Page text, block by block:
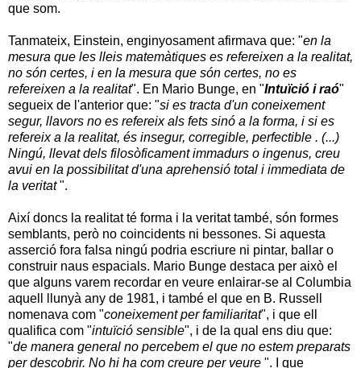
que som.
Tanmateix, Einstein, enginyosament afirmava que: "en la
mesura que les lleis matemàtiques es refereixen a la realitat,
no són certes, i en la mesura que són certes, no es
refereixen a la realitat". En Mario Bunge, en "Intuïció i raó"
segueix de l'anterior que: "si es tracta d'un coneixement
segur, llavors no es refereix als fets sinó a la forma, i si es
refereix a la realitat, és insegur, corregible, perfectible . (...)
Ningú, llevat dels filosòficament immadurs o ingenus, creu
avui en la possibilitat d'una aprehensió total i immediata de
la veritat".
Així doncs la realitat té forma i la veritat també, són formes
semblants, però no coincidents ni bessones. Si aquesta
asserció fora falsa ningú podria escriure ni pintar, ballar o
construir naus espacials. Mario Bunge destaca per això el
que alguns varem recordar en veure enlairar-se al Columbia
aquell llunyà any de 1981, i també el que en B. Russell
nomenava com "coneixement per familiaritat", i que ell
qualifica com "intuïció sensible", i de la qual ens diu que:
"de manera general no percebem el que no estem preparats
per descobrir. No hi ha com creure per veure ". I que